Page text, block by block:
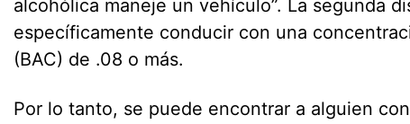
alcohólica maneje un vehículo”. La segunda
específicamente conducir con una
(BAC) de .08 o más.
Por lo tanto, se puede encontrar a alguien